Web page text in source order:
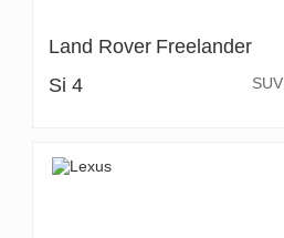
Land Rover Freelander
Si 4 SUV